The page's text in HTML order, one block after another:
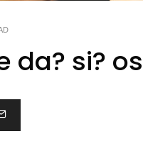
da? si?